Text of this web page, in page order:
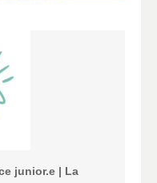
junior.e | La